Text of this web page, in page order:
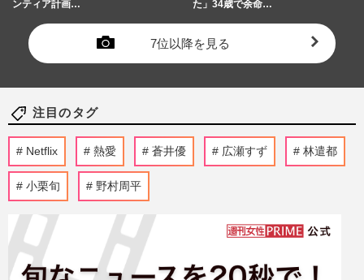
ンティア計画…
た」34歳で余命…
7位以降を見る
注目のタグ
Netflix 熱愛 蒼井優 広瀬すず 林遣都
小栗旬 野村周平